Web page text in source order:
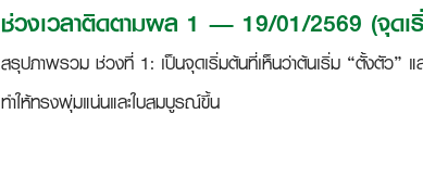
ช่วงเวลาติดตามผล 1 — 19/01/2569 (จุด
สรุปภาพรวม ช่วงที่ 1: เป็นจุดเริ่มต้นที่เห็นว่าต้นเริ่ม “ตั้งตัว” แ
ทำให้ทรงพุ่มแน่นและใบสมบูรณ์ขึ้น